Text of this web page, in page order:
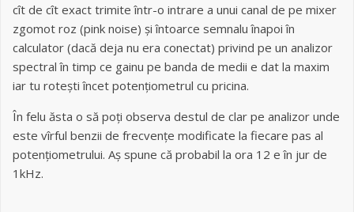
cît de cît exact trimite într-o intrare a unui canal de pe mixer
zgomot roz (pink noise) și întoarce semnalu înapoi în
calculator (dacă deja nu era conectat) privind pe un analizor
spectral în timp ce gainu pe banda de medii e dat la maxim
iar tu rotești încet potențiometrul cu pricina.
În felu ăsta o să poți observa destul de clar pe analizor unde
este vîrful benzii de frecvențe modificate la fiecare pas al
potențiometrului. Aș spune că probabil la ora 12 e în jur de
1kHz.